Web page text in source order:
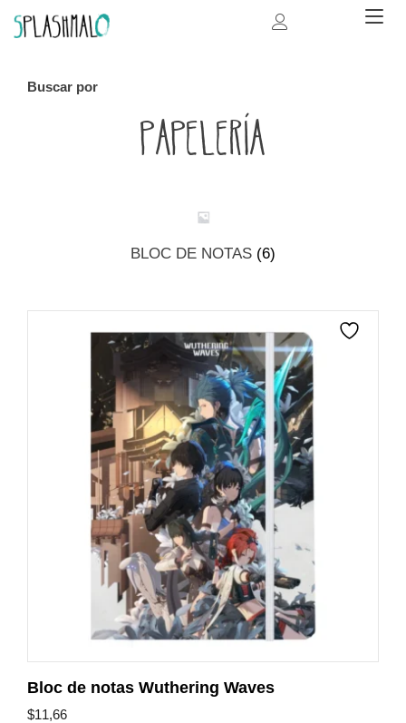
Papelería
BLOC DE NOTAS (6)
Bloc de notas Wuthering Waves
$11,66
Buscar por